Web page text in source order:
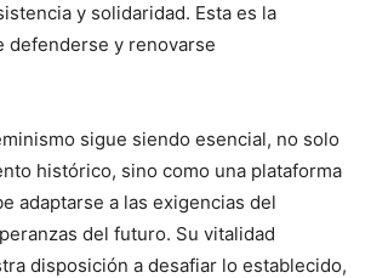
y solidaridad. Esta es la
defenderse y renovarse
sigue siendo esencial, no solo
histórico, sino como una plataforma
adaptarse a las exigencias del
del futuro. Su vitalidad
disposición a desafiar lo establecido,